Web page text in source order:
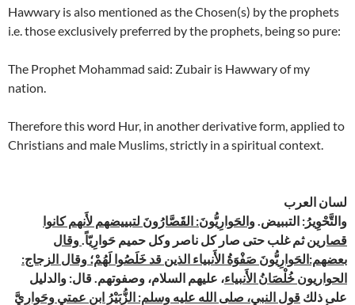
Hawwary is also mentioned as the Chosen(s) by the prophets
i.e. those exclusively preferred by the prophets, being so pure:
The Prophet Mohammad said: Zubair is Hawwary of my
nation.
Therefore this word Hur, in another derivative form, applied to
Christians and male Muslims, strictly in a spiritual context.
لسان العرب
والتَّحْوِيرُ: التببيض. والحَوارِيُّونَ: القَصَّارُونَ لتبييضهم لأَنهم كانوا
قصارينثم غلب حتى صار كل ناصر وكل حميم حَوارِيّاً. وقال
بعضهم:الحَوارِيُّونَ صَفْوَةُ الأَنبياء الذين قد خَلَصُوا لَهُمْ؛ وقال الزجاج:
الحواريون خُلْصَانُ الأَنبياء، عليهم السلام، وصفوتهم. قال: والدليل
على ذلك قول النبي، صلى الله عليه وسلم: الزُّبَيْرُ ابن عمتي وحَوارِيَّ